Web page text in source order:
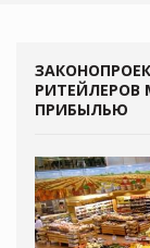
РИТЕЙЛЕРОВ
ПРИБЫЛЬЮ